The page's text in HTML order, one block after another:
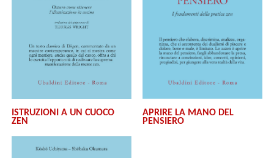
ISTRUZIONI A UN CUOCO
ZEN
APRIRE LA MANO DEL
PENSIERO